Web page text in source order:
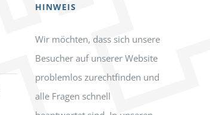
HINWEIS
Wir möchten, dass sich unsere
Besucher auf unserer Website
problemlos zurechtfinden und
alle Fragen schnell